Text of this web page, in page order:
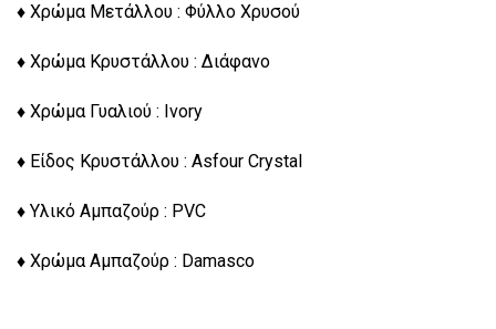
♦ Χρώμα Μετάλλου : Φύλλο Χρυσού
♦ Χρώμα Κρυστάλλου : Διάφανο
♦ Χρώμα Γυαλιού : Ivory
♦ Είδος Κρυστάλλου : Asfour Crystal
♦ Υλικό Αμπαζούρ : PVC
♦ Χρώμα Αμπαζούρ : Damasco